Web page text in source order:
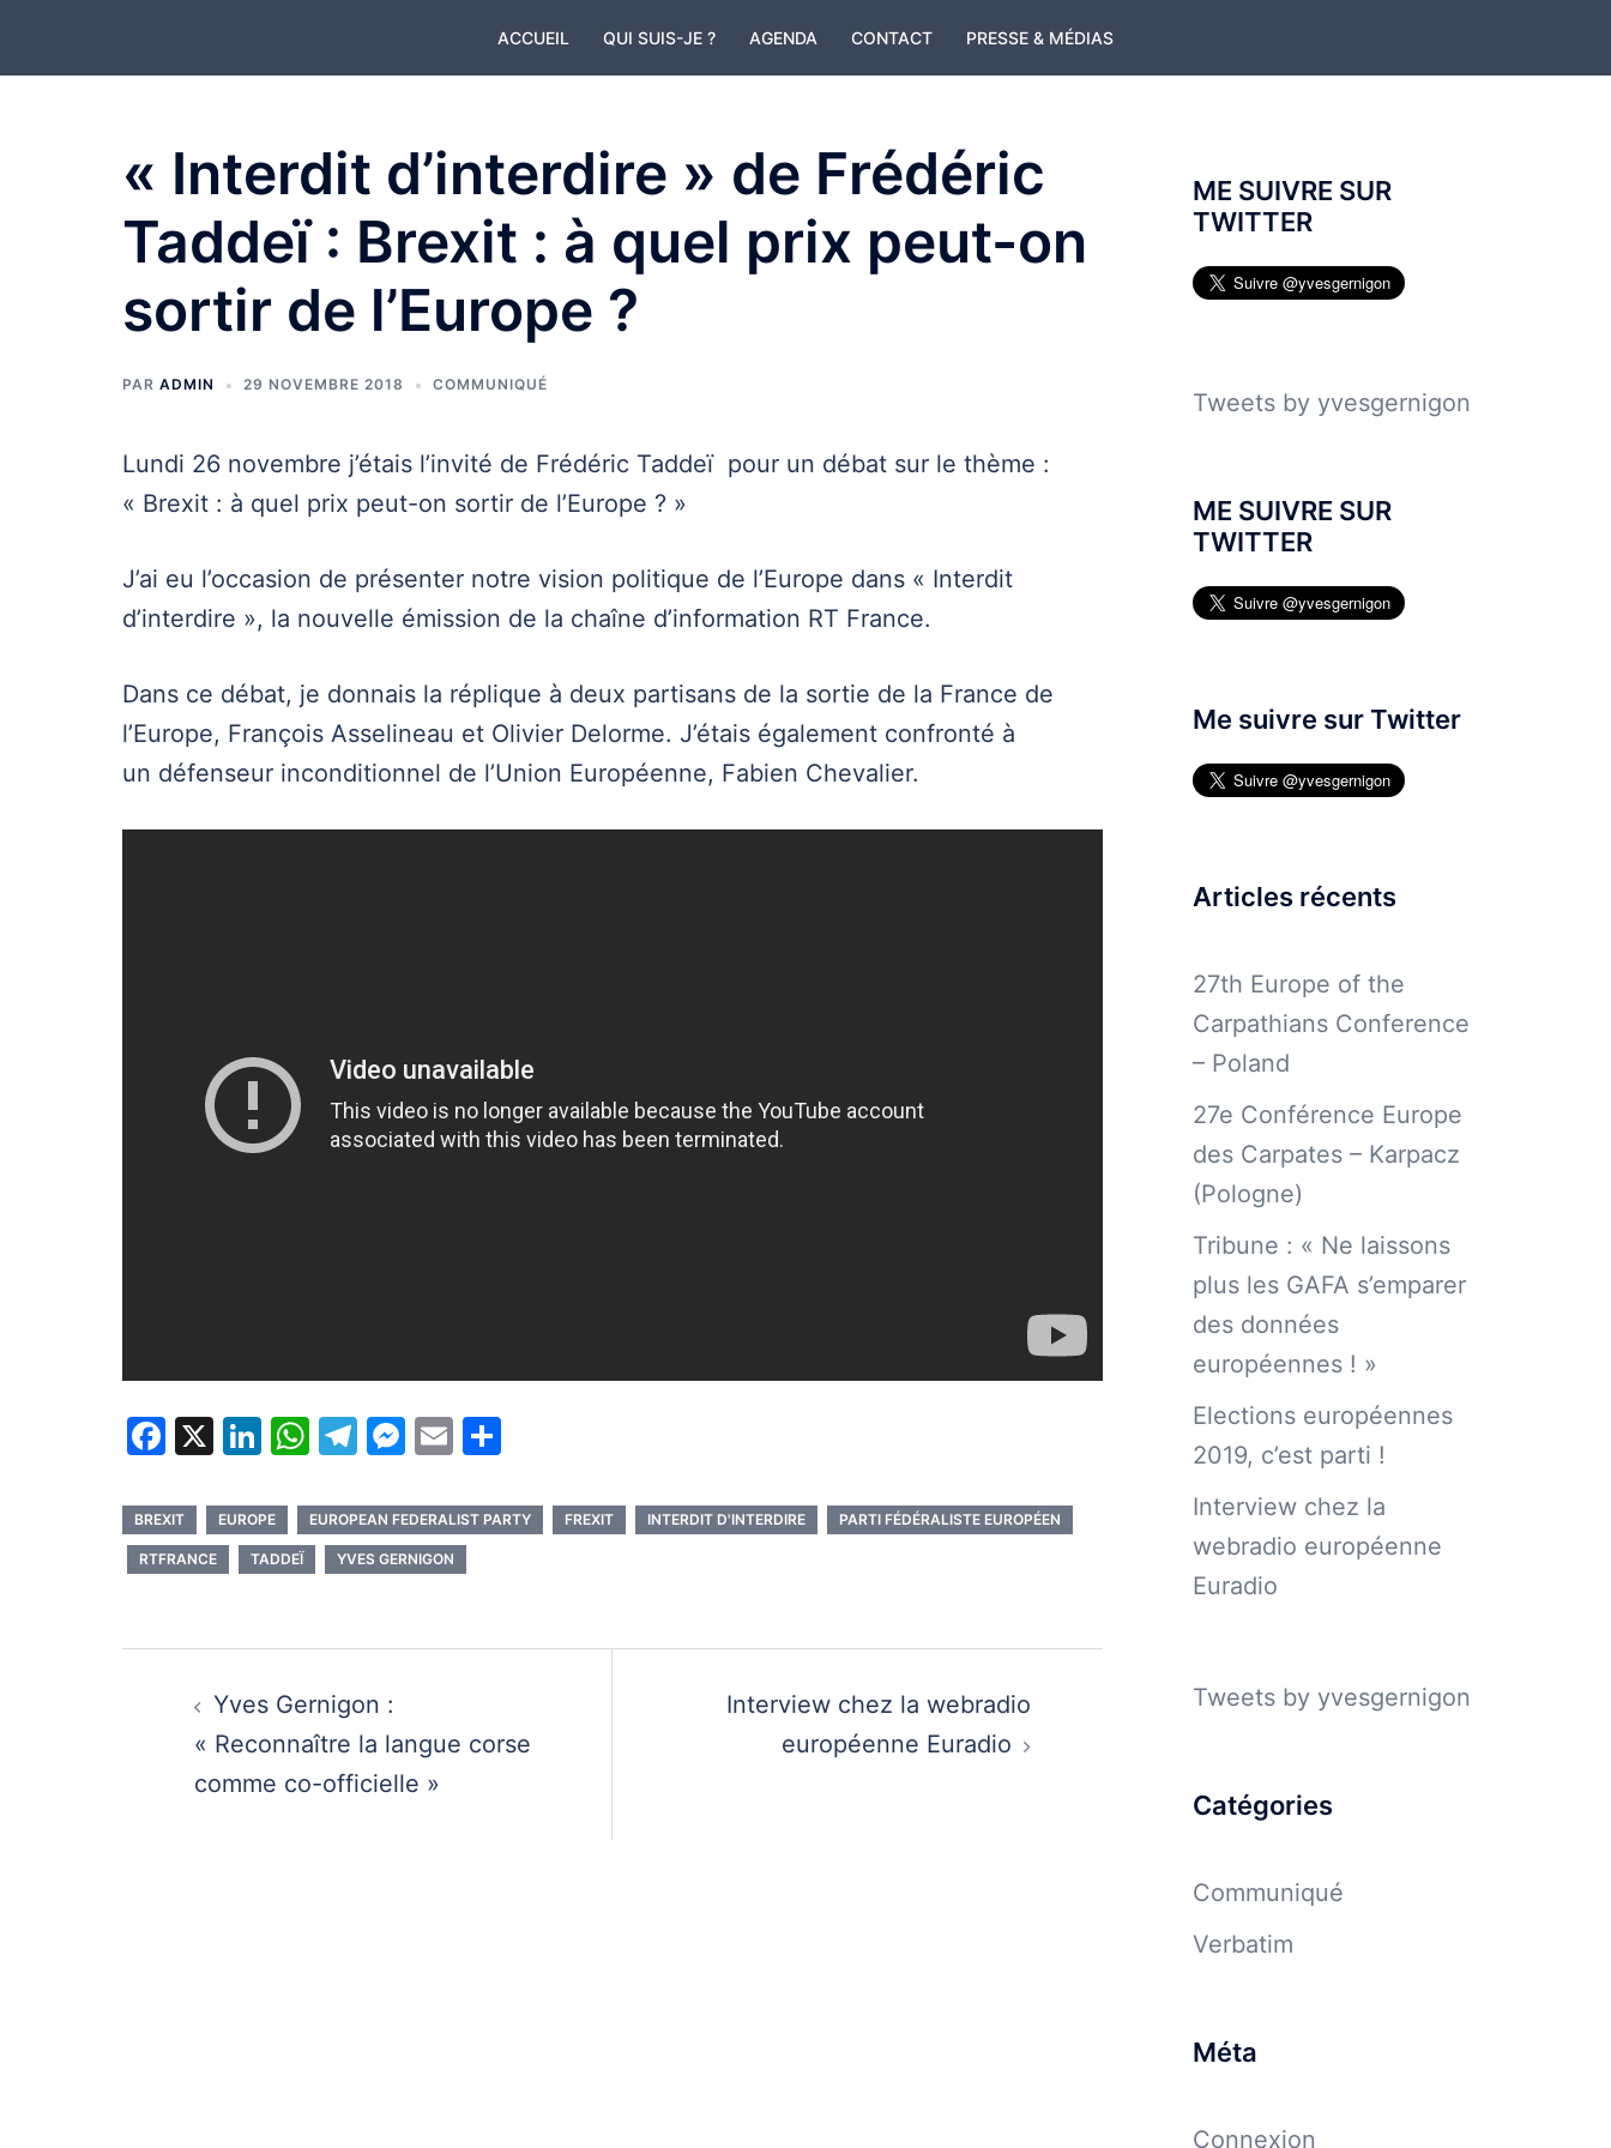
ACCUEIL QUI SUIS-JE ? AGENDA CONTACT PRESSE & MÉDIAS
« Interdit d’interdire » de Frédéric
Taddeï : Brexit : à quel prix peut-on
sortir de l’Europe ?
PAR ADMIN 29 NOVEMBRE 2018 COMMUNIQUÉ
Lundi 26 novembre j’étais l’invité de Frédéric Taddeï pour un débat sur le thème :
« Brexit : à quel prix peut-on sortir de l’Europe ? »
J’ai eu l’occasion de présenter notre vision politique de l’Europe dans « Interdit
d’interdire », la nouvelle émission de la chaîne d’information RT France.
Dans ce débat, je donnais la réplique à deux partisans de la sortie de la France de
l’Europe, François Asselineau et Olivier Delorme. J’étais également confronté à
un défenseur inconditionnel de l’Union Européenne, Fabien Chevalier.
Facebook
X LinkedIn
WhatsApp
Telegram
Messenger
Email
BREXIT EUROPE EUROPEAN FEDERALIST PARTY FREXIT INTERDIT D'INTERDIRE PARTI FÉDÉRALISTE EUROPÉEN
RTFRANCE TADDEÏ YVES GERNIGON
Navigation
d’article
Yves Gernigon :
« Reconnaître la langue corse
comme co-officielle »
Interview chez la webradio
européenne Euradio
ME SUIVRE SUR
TWITTER
Tweets by yvesgernigon
ME SUIVRE SUR
TWITTER
Me suivre sur Twitter
Articles récents
27th Europe of the
Carpathians Conference
– Poland
27e Conférence Europe
des Carpates – Karpacz
(Pologne)
Tribune : « Ne laissons
plus les GAFA s’emparer
des données
européennes ! »
Elections européennes
2019, c’est parti !
Interview chez la
webradio européenne
Euradio
Tweets by yvesgernigon
Catégories
Communiqué
Verbatim
Méta
Connexion